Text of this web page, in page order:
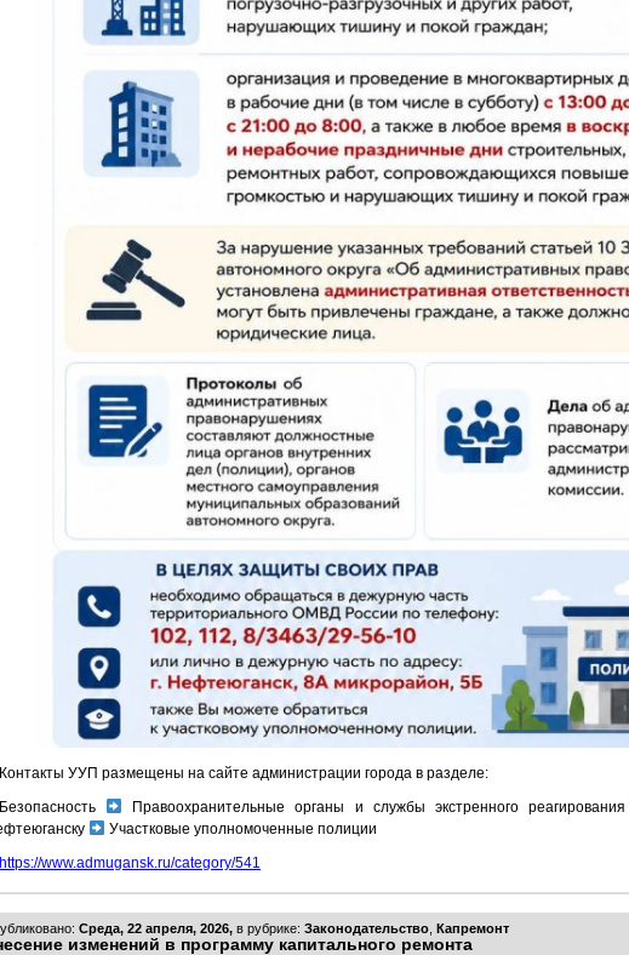
Контакты УУП размещены на сайте администрации города в разделе:
Безопасность
Правоохранительные органы и службы экстренного реагирования
Участковые уполномоченные полиции
https://www.admugansk.ru/category/541
Среда, 22 апреля, 2026, в рубрике: Законодательство Капремонт
изменений в программу капитального ремонта